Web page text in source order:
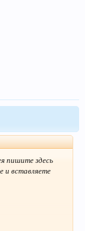
пишите здесь
и вставляете